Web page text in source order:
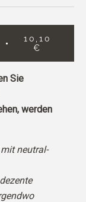
10,10
€
Sie
werden
neutral-